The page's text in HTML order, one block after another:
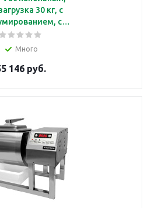
30 кг, с
с
помпой
Много
146 руб.